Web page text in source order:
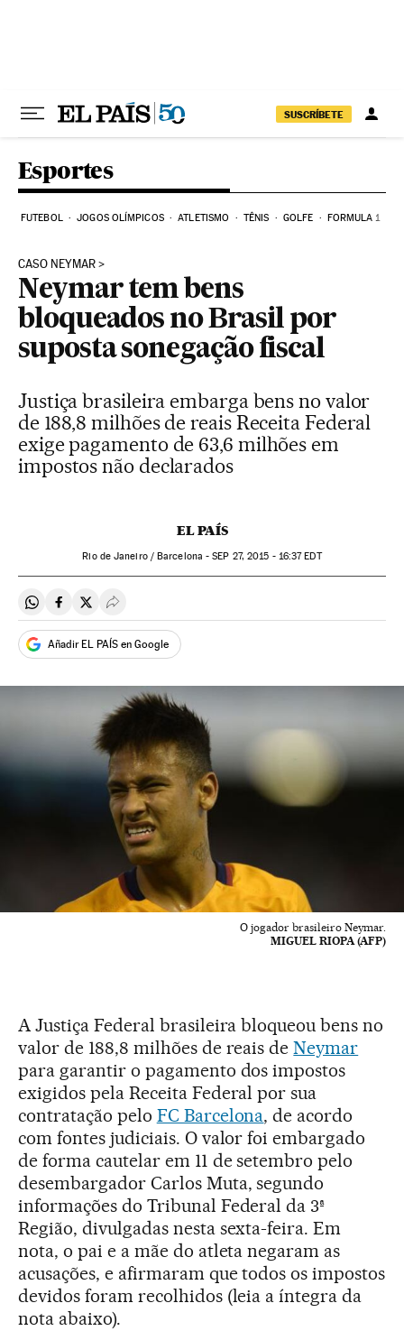
SUSCRÍBETE
Esportes
FUTEBOL JOGOS OLÍMPICOS ATLETISMO TÊNIS GOLFE FORMULA 1
CASO NEYMAR
Neymar tem bens
bloqueados no Brasil por
suposta sonegação fiscal
Justiça brasileira embarga bens no valor
de 188,8 milhões de reais Receita Federal
exige pagamento de 63,6 milhões em
impostos não declarados
EL PAÍS
Rio de Janeiro / Barcelona -SEP 27, 2015 - 16:37EDT
Compartir en Whatsapp
Compartir en Facebook
Compartir en Twitter
Desplegar Redes Sociales
Añadir EL PAÍS en Google
O jogador brasileiro Neymar.
MIGUEL RIOPA (AFP)
A Justiça Federal brasileira bloqueou bens no
valor de 188,8 milhões de reais deNeymar
para garantir o pagamento dos impostos
exigidos pela Receita Federal por sua
contratação pelo FC Barcelona, de acordo
com fontes judiciais. O valor foi embargado
de forma cautelar em 11 de setembro pelo
desembargador Carlos Muta, segundo
informações do Tribunal Federal da 3ª
Região, divulgadas nesta sexta-feira. Em
nota, o pai e a mãe do atleta negaram as
acusações, e afirmaram que todos os impostos
devidos foram recolhidos (leia a íntegra da
nota abaixo).